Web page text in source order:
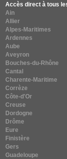
Accès direct à tous
Ain
Allier
Alpes-Maritimes
Ardennes
Aube
Aveyron
Bouches-du-Rhône
Cantal
Charente-Maritime
Corrèze
Côte-d'Or
Creuse
Dordogne
Drôme
Eure
Finistère
Gers
Guadeloupe